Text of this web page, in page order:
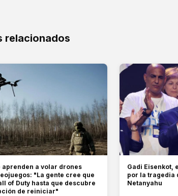
relacionados
aprenden a volar drones
"La gente cree que
of Duty hasta que descubre
de reiniciar"
Gadi Eisenkot,
por la tragedia
Netanyahu